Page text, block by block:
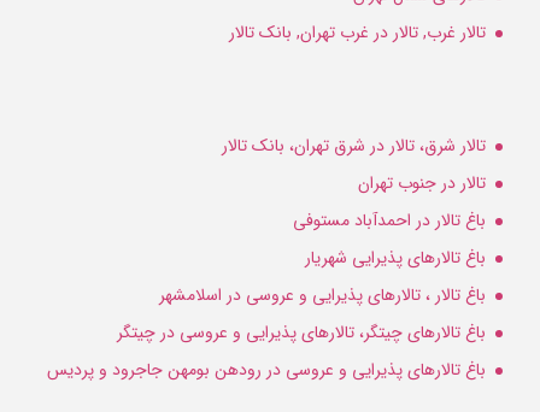
تالار غرب, تالار در غرب تهران, بانک تالار
تالار شرق، تالار در شرق تهران، بانک تالار
تالار در جنوب تهران
باغ تالار در احمدآباد مستوفی
باغ تالارهای پذیرایی شهریار
باغ تالار ، تالارهای پذیرایی و عروسی در اسلامشهر
باغ تالارهای چیتگر، تالارهای پذیرایی و عروسی در چیتگر
باغ تالارهای پذیرایی و عروسی در رودهن بومهن جاجرود و پردیس